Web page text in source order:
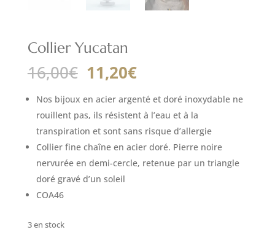
Collier Yucatan
16,00€ Le
prix
initial
était :
16,00€.
11,20€Le
actuel
est :
11,20€.
Nos bijoux en acier argenté et doré inoxydable ne
rouillent pas, ils résistent à l’eau et à la
transpiration et sont sans risque d’allergie
Collier fine chaîne en acier doré. Pierre noire
nervurée en demi-cercle, retenue par un triangle
doré gravé d’un soleil
COA46
3 en stock